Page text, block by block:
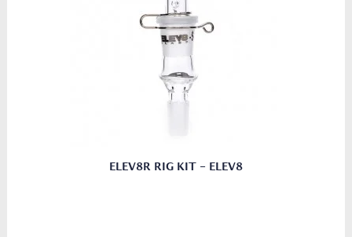
ELEV8R RIG KIT - ELEV8